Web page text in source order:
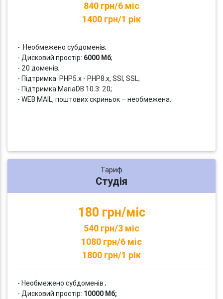
840 грн/6 міс
1400 грн/1 рік
- Необмежено субдоменів;
- Дисковий простір: 6000 Мб;
- 20 доменів;
- Підтримка PHP5.x - PHP8.x, SSI, SSL;
- Підтримка MariaDB 10.3: 20;
- WEB MAIL, поштових скриньок – необмежена.
Тариф
Студія
180 грн/міс
540 грн/3 міс
1080 грн/6 міс
1800 грн/1 рік
- Необмежено субдоменів ;
- Дисковий простір: 10000 Мб;